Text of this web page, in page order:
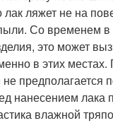
лак ляжет не на
Со временем в
это может
в этих
предполагается
нанесением лака
влажной